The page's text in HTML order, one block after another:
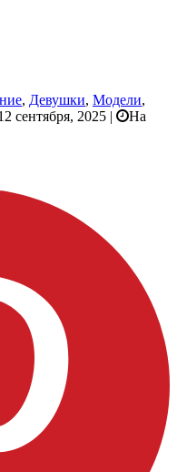
, Девушки, Модели,
сентября, 2025 |
На